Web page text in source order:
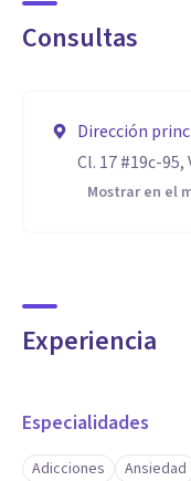
Consultas
Dirección
Cl. 17 #19c-
Mostrar en el
Experiencia
Especialidades
Adicciones Ansiedad